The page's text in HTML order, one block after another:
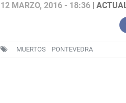
12 MARZO, 2016 - 18:36|
MUERTOS PONTEVEDRA